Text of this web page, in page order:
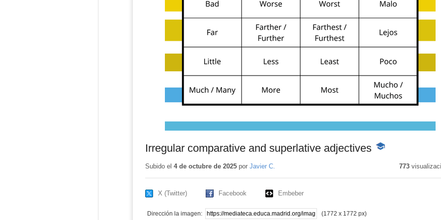
Irregular comparative and superlative adjectives -
educativo
Subido el 4 de octubre de 2025por Javier C. 773
X (Twitter) Facebook Embeber
Dirección la imagen: (1772 x 1772 px)